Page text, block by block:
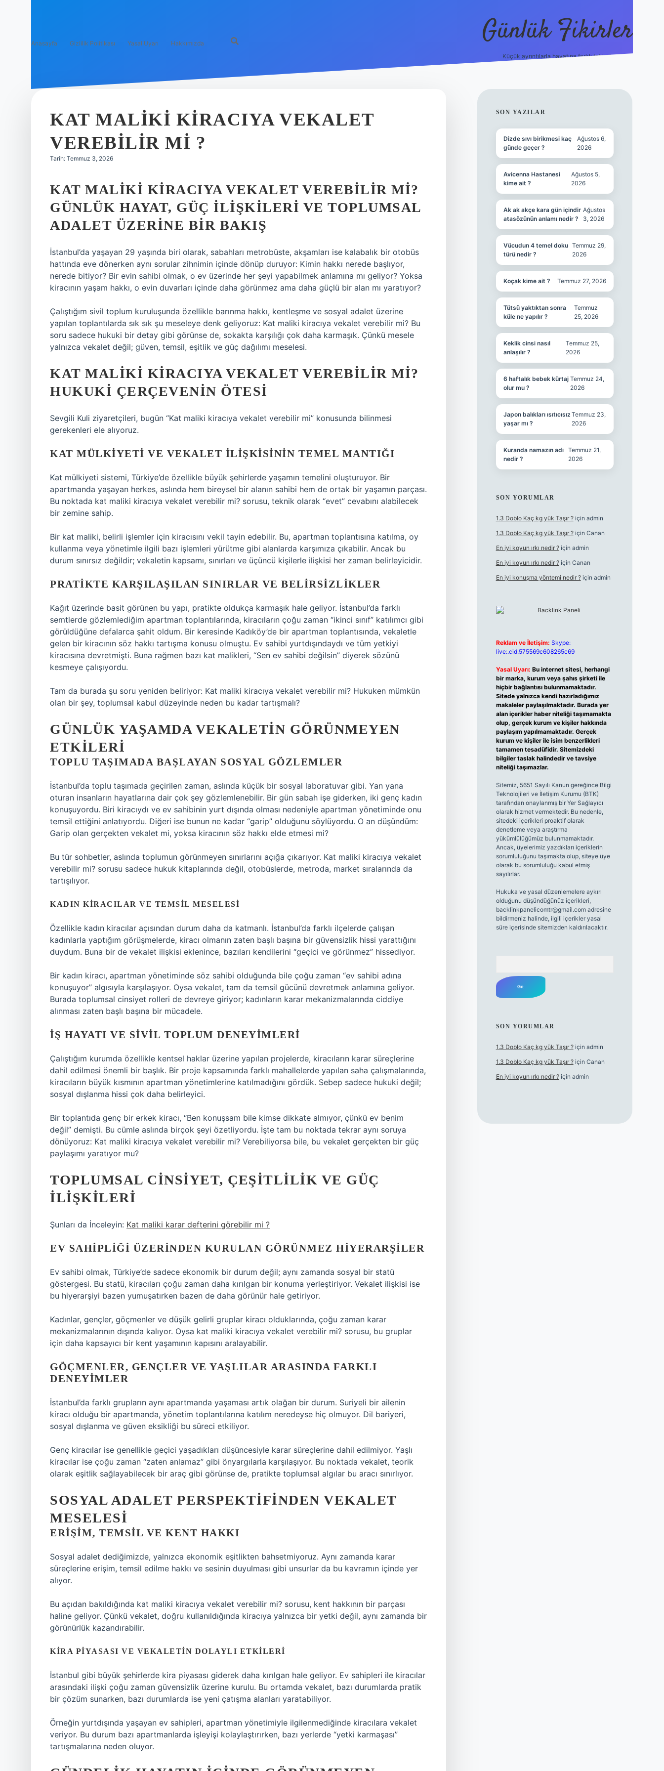
Anasayfa Gizlilik Politikası Yasal Uyarı Hakkımızda Günlük Fikirler
Küçük ayrıntılarla hayatına farklı tat kat.
KAT MALIKI KIRACIYA VEKALET
VEREBILIR MI ?
Tarih: Temmuz 3, 2026
KAT MALIKI KIRACIYA VEKALET VEREBILIR MI?
GÜNLÜK HAYAT, GÜÇ İLIŞKILERI VE TOPLUMSAL
ADALET ÜZERINE BIR BAKIŞ
İstanbul’da yaşayan 29 yaşında biri olarak, sabahları metrobüste, akşamları ise kalabalık bir otobüs
hattında eve dönerken aynı sorular zihnimin içinde dönüp duruyor: Kimin hakkı nerede başlıyor,
nerede bitiyor? Bir evin sahibi olmak, o ev üzerinde her şeyi yapabilmek anlamına mı geliyor? Yoksa
kiracının yaşam hakkı, o evin duvarları içinde daha görünmez ama daha güçlü bir alan mı yaratıyor?
Çalıştığım sivil toplum kuruluşunda özellikle barınma hakkı, kentleşme ve sosyal adalet üzerine
yapılan toplantılarda sık sık şu meseleye denk geliyoruz: Kat maliki kiracıya vekalet verebilir mi? Bu
soru sadece hukuki bir detay gibi görünse de, sokakta karşılığı çok daha karmaşık. Çünkü mesele
yalnızca vekalet değil; güven, temsil, eşitlik ve güç dağılımı meselesi.
KAT MALIKI KIRACIYA VEKALET VEREBILIR MI?
HUKUKI ÇERÇEVENIN ÖTESI
Sevgili Kuli ziyaretçileri, bugün “Kat maliki kiracıya vekalet verebilir mi” konusunda bilinmesi
gerekenleri ele alıyoruz.
KAT MÜLKIYETI VE VEKALET ILIŞKISININ TEMEL MANTIĞI
Kat mülkiyeti sistemi, Türkiye’de özellikle büyük şehirlerde yaşamın temelini oluşturuyor. Bir
apartmanda yaşayan herkes, aslında hem bireysel bir alanın sahibi hem de ortak bir yaşamın parçası.
Bu noktada kat maliki kiracıya vekalet verebilir mi? sorusu, teknik olarak “evet” cevabını alabilecek
bir zemine sahip.
Bir kat maliki, belirli işlemler için kiracısını vekil tayin edebilir. Bu, apartman toplantısına katılma, oy
kullanma veya yönetimle ilgili bazı işlemleri yürütme gibi alanlarda karşımıza çıkabilir. Ancak bu
durum sınırsız değildir; vekaletin kapsamı, sınırları ve üçüncü kişilerle ilişkisi her zaman belirleyicidir.
PRATIKTE KARŞILAŞILAN SINIRLAR VE BELIRSIZLIKLER
Kağıt üzerinde basit görünen bu yapı, pratikte oldukça karmaşık hale geliyor. İstanbul’da farklı
semtlerde gözlemlediğim apartman toplantılarında, kiracıların çoğu zaman “ikinci sınıf” katılımcı gibi
görüldüğüne defalarca şahit oldum. Bir keresinde Kadıköy’de bir apartman toplantısında, vekaletle
gelen bir kiracının söz hakkı tartışma konusu olmuştu. Ev sahibi yurtdışındaydı ve tüm yetkiyi
kiracısına devretmişti. Buna rağmen bazı kat malikleri, “Sen ev sahibi değilsin” diyerek sözünü
kesmeye çalışıyordu.
Tam da burada şu soru yeniden beliriyor: Kat maliki kiracıya vekalet verebilir mi? Hukuken mümkün
olan bir şey, toplumsal kabul düzeyinde neden bu kadar tartışmalı?
GÜNLÜK YAŞAMDA VEKALETIN GÖRÜNMEYEN
ETKILERI
TOPLU TAŞIMADA BAŞLAYAN SOSYAL GÖZLEMLER
İstanbul’da toplu taşımada geçirilen zaman, aslında küçük bir sosyal laboratuvar gibi. Yan yana
oturan insanların hayatlarına dair çok şey gözlemlenebilir. Bir gün sabah işe giderken, iki genç kadın
konuşuyordu. Biri kiracıydı ve ev sahibinin yurt dışında olması nedeniyle apartman yönetiminde onu
temsil ettiğini anlatıyordu. Diğeri ise bunun ne kadar “garip” olduğunu söylüyordu. O an düşündüm:
Garip olan gerçekten vekalet mi, yoksa kiracının söz hakkı elde etmesi mi?
Bu tür sohbetler, aslında toplumun görünmeyen sınırlarını açığa çıkarıyor. Kat maliki kiracıya vekalet
verebilir mi? sorusu sadece hukuk kitaplarında değil, otobüslerde, metroda, market sıralarında da
tartışılıyor.
KADIN KIRACILAR VE TEMSIL MESELESI
Özellikle kadın kiracılar açısından durum daha da katmanlı. İstanbul’da farklı ilçelerde çalışan
kadınlarla yaptığım görüşmelerde, kiracı olmanın zaten başlı başına bir güvensizlik hissi yarattığını
duydum. Buna bir de vekalet ilişkisi eklenince, bazıları kendilerini “geçici ve görünmez” hissediyor.
Bir kadın kiracı, apartman yönetiminde söz sahibi olduğunda bile çoğu zaman “ev sahibi adına
konuşuyor” algısıyla karşılaşıyor. Oysa vekalet, tam da temsil gücünü devretmek anlamına geliyor.
Burada toplumsal cinsiyet rolleri de devreye giriyor; kadınların karar mekanizmalarında ciddiye
alınması zaten başlı başına bir mücadele.
İŞ HAYATI VE SIVIL TOPLUM DENEYIMLERI
Çalıştığım kurumda özellikle kentsel haklar üzerine yapılan projelerde, kiracıların karar süreçlerine
dahil edilmesi önemli bir başlık. Bir proje kapsamında farklı mahallelerde yapılan saha çalışmalarında,
kiracıların büyük kısmının apartman yönetimlerine katılmadığını gördük. Sebep sadece hukuki değil;
sosyal dışlanma hissi çok daha belirleyici.
Bir toplantıda genç bir erkek kiracı, “Ben konuşsam bile kimse dikkate almıyor, çünkü ev benim
değil” demişti. Bu cümle aslında birçok şeyi özetliyordu. İşte tam bu noktada tekrar aynı soruya
dönüyoruz: Kat maliki kiracıya vekalet verebilir mi? Verebiliyorsa bile, bu vekalet gerçekten bir güç
paylaşımı yaratıyor mu?
TOPLUMSAL CINSIYET, ÇEŞITLILIK VE GÜÇ
ILIŞKILERI
Şunları da İnceleyin: Kat maliki karar defterini görebilir mi ?
EV SAHIPLIĞI ÜZERINDEN KURULAN GÖRÜNMEZ HIYERARŞILER
Ev sahibi olmak, Türkiye’de sadece ekonomik bir durum değil; aynı zamanda sosyal bir statü
göstergesi. Bu statü, kiracıları çoğu zaman daha kırılgan bir konuma yerleştiriyor. Vekalet ilişkisi ise
bu hiyerarşiyi bazen yumuşatırken bazen de daha görünür hale getiriyor.
Kadınlar, gençler, göçmenler ve düşük gelirli gruplar kiracı olduklarında, çoğu zaman karar
mekanizmalarının dışında kalıyor. Oysa kat maliki kiracıya vekalet verebilir mi? sorusu, bu gruplar
için daha kapsayıcı bir kent yaşamının kapısını aralayabilir.
GÖÇMENLER, GENÇLER VE YAŞLILAR ARASINDA FARKLI
DENEYIMLER
İstanbul’da farklı grupların aynı apartmanda yaşaması artık olağan bir durum. Suriyeli bir ailenin
kiracı olduğu bir apartmanda, yönetim toplantılarına katılım neredeyse hiç olmuyor. Dil bariyeri,
sosyal dışlanma ve güven eksikliği bu süreci etkiliyor.
Genç kiracılar ise genellikle geçici yaşadıkları düşüncesiyle karar süreçlerine dahil edilmiyor. Yaşlı
kiracılar ise çoğu zaman “zaten anlamaz” gibi önyargılarla karşılaşıyor. Bu noktada vekalet, teorik
olarak eşitlik sağlayabilecek bir araç gibi görünse de, pratikte toplumsal algılar bu aracı sınırlıyor.
SOSYAL ADALET PERSPEKTIFINDEN VEKALET
MESELESI
ERIŞIM, TEMSIL VE KENT HAKKI
Sosyal adalet dediğimizde, yalnızca ekonomik eşitlikten bahsetmiyoruz. Aynı zamanda karar
süreçlerine erişim, temsil edilme hakkı ve sesinin duyulması gibi unsurlar da bu kavramın içinde yer
alıyor.
Bu açıdan bakıldığında kat maliki kiracıya vekalet verebilir mi? sorusu, kent hakkının bir parçası
haline geliyor. Çünkü vekalet, doğru kullanıldığında kiracıya yalnızca bir yetki değil, aynı zamanda bir
görünürlük kazandırabilir.
KIRA PIYASASI VE VEKALETIN DOLAYLI ETKILERI
İstanbul gibi büyük şehirlerde kira piyasası giderek daha kırılgan hale geliyor. Ev sahipleri ile kiracılar
arasındaki ilişki çoğu zaman güvensizlik üzerine kurulu. Bu ortamda vekalet, bazı durumlarda pratik
bir çözüm sunarken, bazı durumlarda ise yeni çatışma alanları yaratabiliyor.
Örneğin yurtdışında yaşayan ev sahipleri, apartman yönetimiyle ilgilenmediğinde kiracılara vekalet
veriyor. Bu durum bazı apartmanlarda işleyişi kolaylaştırırken, bazı yerlerde “yetki karmaşası”
tartışmalarına neden oluyor.
SIDEBAR
SON YAZILAR
Dizde sıvı birikmesi kaç
günde geçer ?
Ağustos 6,
2026
Avicenna Hastanesi
kime ait ?
Ağustos 5,
2026
Ak ak akçe kara gün içindir
atasözünün anlamı nedir ?
Ağustos
3, 2026
Vücudun 4 temel doku
türü nedir ?
Temmuz 29,
2026
Koçak kime ait ? Temmuz 27, 2026
Tütsü yaktıktan sonra
küle ne yapılır ?
Temmuz
25, 2026
Keklik cinsi nasıl
anlaşılır ?
Temmuz 25,
2026
6 haftalık bebek kürtaj
olur mu ?
Temmuz 24,
2026
Japon balıkları ısıtıcısız
yaşar mı ?
Temmuz 23,
2026
Kuranda namazın adı
nedir ?
Temmuz 21,
2026
SON YORUMLAR
1.3 Doblo Kaç kg yük Taşır ?için admin
1.3 Doblo Kaç kg yük Taşır ?için Canan
En iyi koyun ırkı nedir ?için admin
En iyi koyun ırkı nedir ?için Canan
En iyi konuşma yöntemi nedir ?için admin
Reklam ve İletişim: Skype:
live:.cid.575569c608265c69
Yasal Uyarı: Bu internet sitesi, herhangi
bir marka, kurum veya şahıs şirketi ile
hiçbir bağlantısı bulunmamaktadır.
Sitede yalnızca kendi hazırladığımız
makaleler paylaşılmaktadır. Burada yer
alan içerikler haber niteliği taşımamakta
olup, gerçek kurum ve kişiler hakkında
paylaşım yapılmamaktadır. Gerçek
kurum ve kişiler ile isim benzerlikleri
tamamen tesadüfidir. Sitemizdeki
bilgiler taslak halindedir ve tavsiye
niteliği taşımazlar.
Sitemiz, 5651 Sayılı Kanun gereğince Bilgi
Teknolojileri ve İletişim Kurumu (BTK)
tarafından onaylanmış bir Yer Sağlayıcı
olarak hizmet vermektedir. Bu nedenle,
sitedeki içerikleri proaktif olarak
denetleme veya araştırma
yükümlülüğümüz bulunmamaktadır.
Ancak, üyelerimiz yazdıkları içeriklerin
sorumluluğunu taşımakta olup, siteye üye
olarak bu sorumluluğu kabul etmiş
sayılırlar.
Hukuka ve yasal düzenlemelere aykırı
olduğunu düşündüğünüz içerikleri,
backlinkpanelicomtr@gmail.comadresine
bildirmeniz halinde, ilgili içerikler yasal
süre içerisinde sitemizden kaldırılacaktır.
SON YORUMLAR
1.3 Doblo Kaç kg yük Taşır ?için admin
1.3 Doblo Kaç kg yük Taşır ?için Canan
En iyi koyun ırkı nedir ?için admin
ilbet yeni giriş